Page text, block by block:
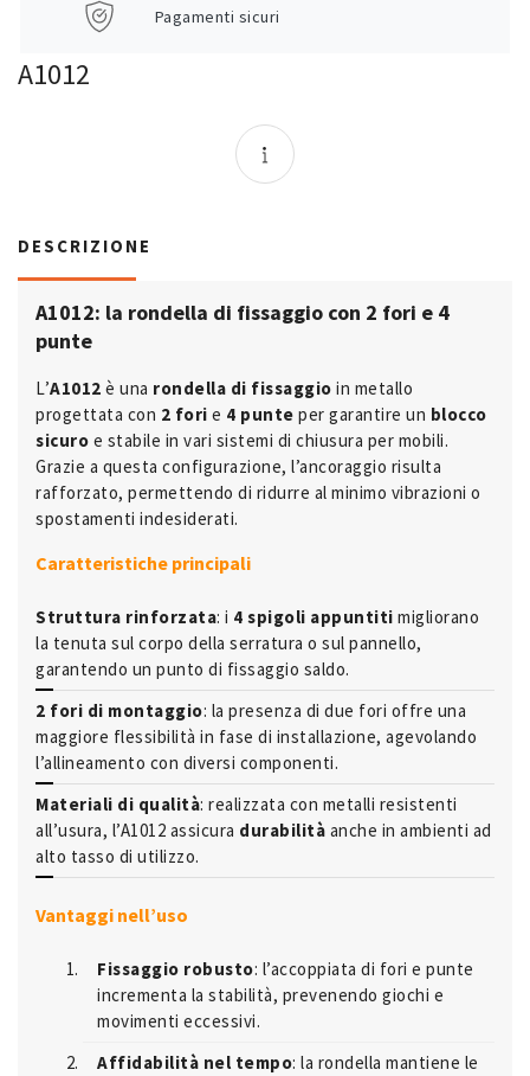
Pagamenti sicuri
A1012
DESCRIZIONE
A1012: la rondella di fissaggio con 2 fori e 4
punte
L’A1012 è una rondella di fissaggio in metallo
progettata con 2 fori e 4 punte per garantire un blocco
sicuro e stabile in vari sistemi di chiusura per mobili.
Grazie a questa configurazione, l’ancoraggio risulta
rafforzato, permettendo di ridurre al minimo vibrazioni o
spostamenti indesiderati.
Caratteristiche principali
Struttura rinforzata: i 4 spigoli appuntiti migliorano
la tenuta sul corpo della serratura o sul pannello,
garantendo un punto di fissaggio saldo.
2 fori di montaggio: la presenza di due fori offre una
maggiore flessibilità in fase di installazione, agevolando
l’allineamento con diversi componenti.
Materiali di qualità: realizzata con metalli resistenti
all’usura, l’A1012 assicura durabilità anche in ambienti ad
alto tasso di utilizzo.
Vantaggi nell’uso
Fissaggio robusto: l’accoppiata di fori e punte
incrementa la stabilità, prevenendo giochi e
movimenti eccessivi.
Affidabilità nel tempo: la rondella mantiene le